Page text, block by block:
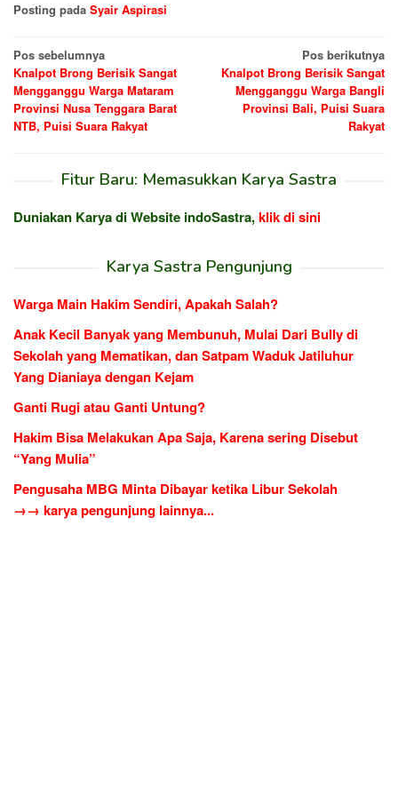
Posting pada Syair Aspirasi
Navigasi
pos
Pos sebelumnya
Knalpot Brong Berisik Sangat
Mengganggu Warga Mataram
Provinsi Nusa Tenggara Barat
NTB, Puisi Suara Rakyat
Pos berikutnya
Knalpot Brong Berisik Sangat
Mengganggu Warga Bangli
Provinsi Bali, Puisi Suara
Rakyat
Fitur Baru: Memasukkan Karya Sastra
Duniakan Karya di Website indoSastra,klik di sini
Karya Sastra Pengunjung
Warga Main Hakim Sendiri, Apakah Salah?
Anak Kecil Banyak yang Membunuh, Mulai Dari Bully di
Sekolah yang Mematikan, dan Satpam Waduk Jatiluhur
Yang Dianiaya dengan Kejam
Ganti Rugi atau Ganti Untung?
Hakim Bisa Melakukan Apa Saja, Karena sering Disebut
“Yang Mulia”
Pengusaha MBG Minta Dibayar ketika Libur Sekolah
→→ karya pengunjung lainnya...